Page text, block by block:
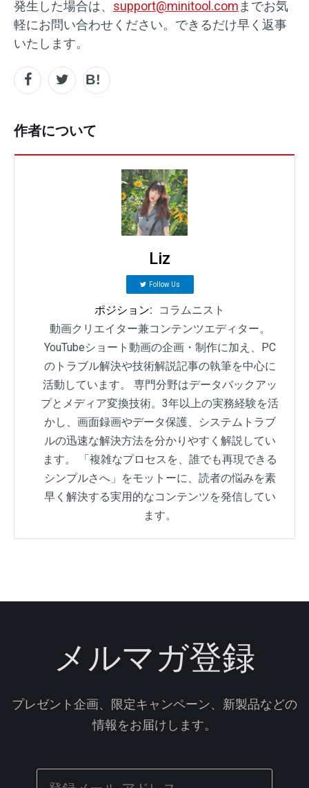
発生した場合は、 support@minitool.com までお気
軽にお問い合わせください。できるだけ早く返事
いたします。
作者について
Liz
Follow Us
ポジション:
コラムニスト
動画クリエイター兼コンテンツエディター。
YouTubeショート動画の企画・制作に加え、PC
のトラブル解決や技術解説記事の執筆を中心に
活動しています。 専門分野はデータバックアッ
プとメディア変換技術。3年以上の実務経験を活
かし、画面録画やデータ保護、システムトラブ
ルの迅速な解決方法を分かりやすく解説してい
ます。 「複雑なプロセスを、誰でも再現できる
シンプルさへ」をモットーに、読者の悩みを素
早く解決する実用的なコンテンツを発信してい
ます。
メルマガ登録
プレゼント企画、限定キャンペーン、新製品などの
情報をお届けします。